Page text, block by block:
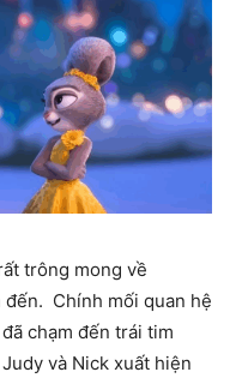
trông mong về
đến. Chính mối quan hệ
chạm đến trái tim
và Nick xuất hiện